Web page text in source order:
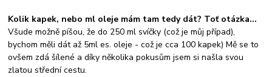
Kolik kapek, nebo ml oleje mám tam tedy dát? Toť otázka...
Všude možně píšou, že do 250 ml svíčky (což je můj případ),
bychom měli dát až 5ml es. oleje - což je cca 100 kapek) Mě se to
ovšem zdá šílené a díky několika pokusům jsem si našla svou
zlatou střední cestu.